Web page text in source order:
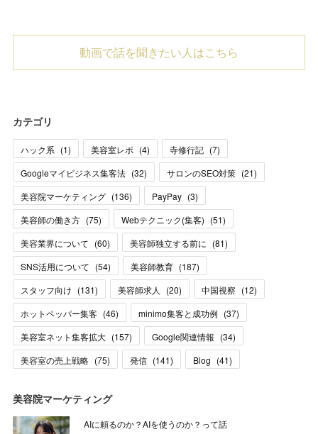
動画で話を聞きたい人はこちら
カテゴリ
ハック系 (1) 美容室レポ (4) 寺修行記 (7)
Googleマイビジネス集客法 (32) サロンのSEO対策 (21)
美容院マーケティング (136) PayPay (3)
美容師の働き方 (75) Webテクニック(集客) (51)
美容業界について (60) 美容師独立する前に (81)
SNS活用について (54) 美容師教育 (187)
スタッフ向け (131) 美容師求人 (20) 中国視察 (12)
ホットペッパー集客 (46) minimo集客と成功例 (37)
美容室ネット集客拡大 (157) Google関連情報 (34)
美容室の売上戦略 (75) 発信 (141) Blog (41)
美容院マーケティング
AIに頼るのか？AIを使うのか？って話